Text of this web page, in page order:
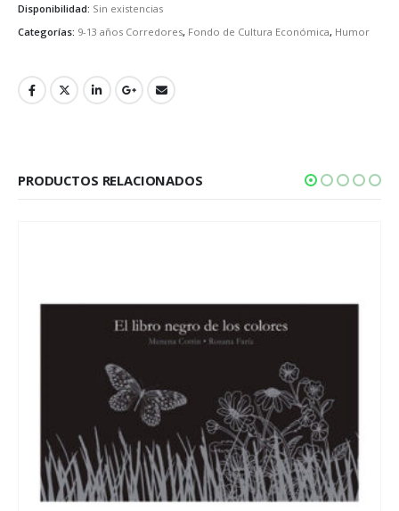
Disponibilidad: Sin existencias
Categorías: 9-13 años Corredores, Fondo de Cultura Económica, Humor
PRODUCTOS RELACIONADOS